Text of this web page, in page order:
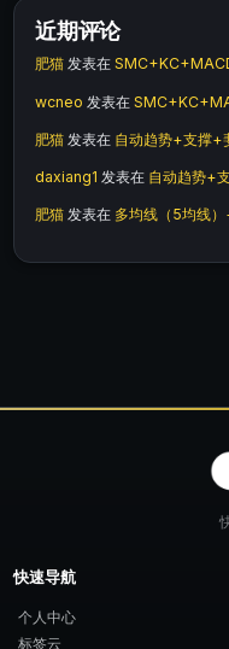
近期评论
肥猫 发表在
wcneo 发表在
肥猫 发表在 自动趋势+支撑+
daxiang1 发表在 自动趋势+
肥猫 发表在 多均线（5均线
快速导航
个人中心
标签云